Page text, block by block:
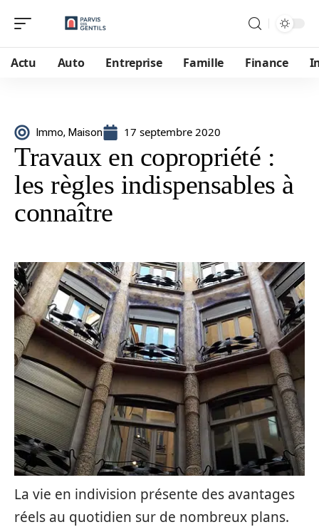
Actu Auto Entreprise Famille Finance
Immo, Maison 17 septembre 2020
Travaux en copropriété :
les règles indispensables à
connaître
La vie en indivision présente des avantages
réels au quotidien sur de nombreux plans.